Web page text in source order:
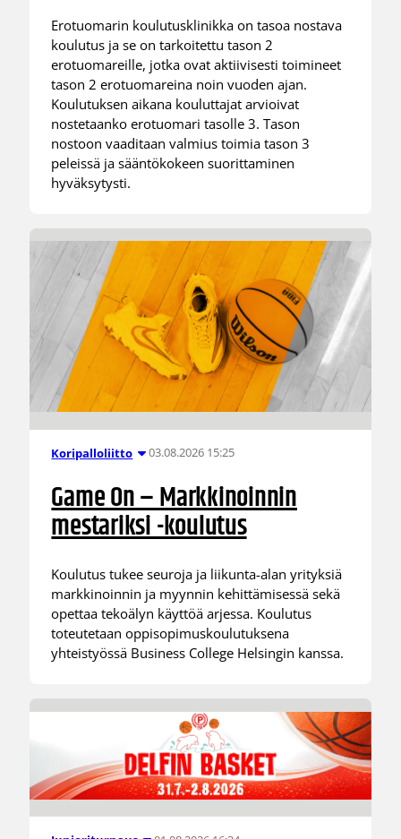
Erotuomarin koulutusklinikka on tasoa nostava
koulutus ja se on tarkoitettu tason 2
erotuomareille, jotka ovat aktiivisesti toimineet
tason 2 erotuomareina noin vuoden ajan.
Koulutuksen aikana kouluttajat arvioivat
nostetaanko erotuomari tasolle 3. Tason
nostoon vaaditaan valmius toimia tason 3
peleissä ja sääntökokeen suorittaminen
hyväksytysti.
Koripalloliitto 03.08.2026 15:25
Game On – Markkinoinnin
mestariksi -koulutus
Koulutus tukee seuroja ja liikunta-alan yrityksiä
markkinoinnin ja myynnin kehittämisessä sekä
opettaa tekoälyn käyttöä arjessa. Koulutus
toteutetaan oppisopimuskoulutuksena
yhteistyössä Business College Helsingin kanssa.